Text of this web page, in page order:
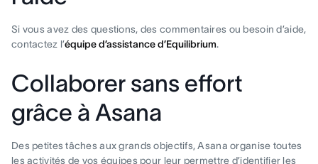
Si vous avez des questions, des commentaires ou besoin d’aide,
contactez l’équipe d’assistance d’Equilibrium.
Collaborer sans effort
grâce à Asana
Des petites tâches aux grands objectifs, Asana organise toutes
les activités de vos équipes pour leur permettre d’identifier les